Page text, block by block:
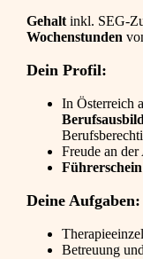
Gehalt inkl. SEG-
Wochenstunden
Dein Profil:
In Österreich
Freude an
Deine Aufgaben:
Betreuung